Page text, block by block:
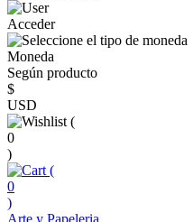
Acceder
Moneda
Según producto
$
USD
(
0
)
(
0
)
Arte y Papeleria